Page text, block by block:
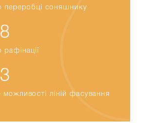
переробці соняшнику
ліній фасування